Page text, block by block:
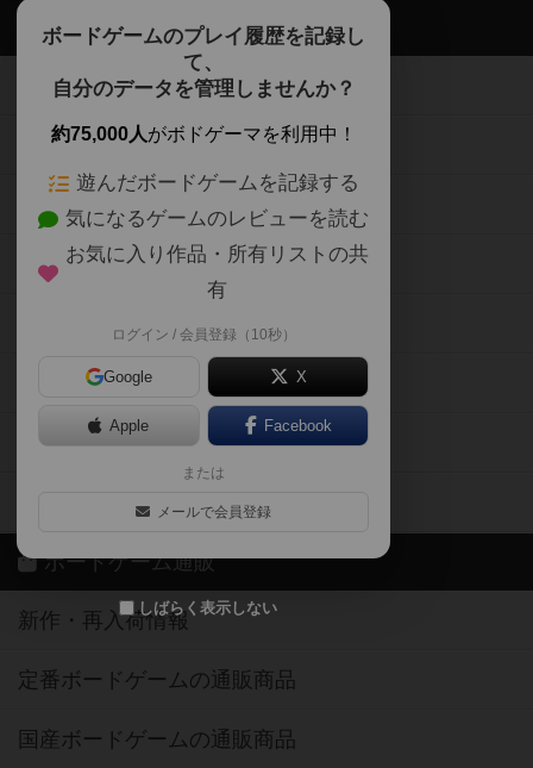
ボードゲームのプレイ履歴を記録し
て、
自分のデータを管理しませんか？
約75,000人がボドゲーマを利用中！
遊んだボードゲームを記録する
気になるゲームのレビューを読む
お気に入り作品・所有リストの共
有
ログイン / 会員登録（10秒）
Google X
Apple Facebook
または
メールで会員登録
しばらく表示しない
ボドゲーマTOP
ボードゲームを検索する
ボードゲームの新着レビュー
ボードゲーム会情報
メカニクス特集
掲示板・トピックス
ボドとも・会員一覧
ボードゲーム業界コラム
ボドゲーマご利用案内
ボードゲーム通販
新作・再入荷情報
定番ボードゲームの通販商品
国産ボードゲームの通販商品